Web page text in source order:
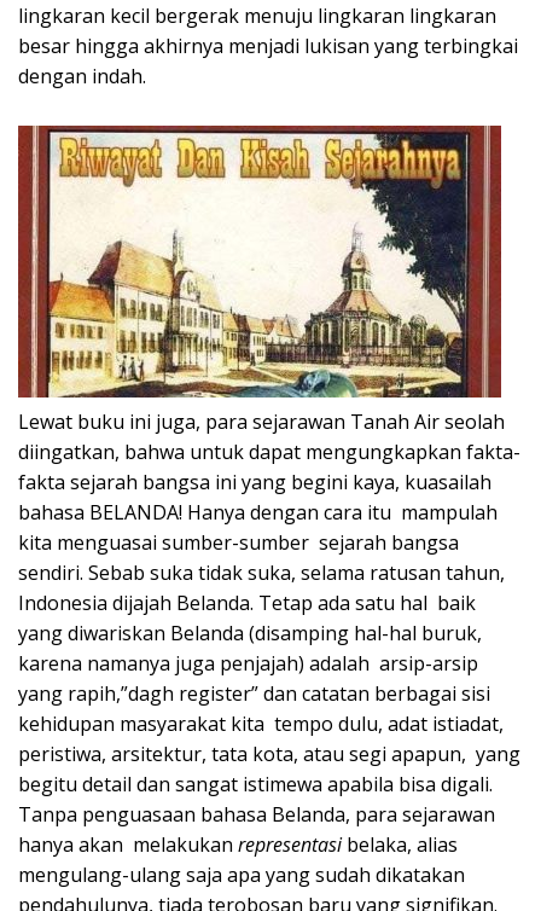
lingkaran kecil bergerak menuju lingkaran lingkaran
besar hingga akhirnya menjadi lukisan yang terbingkai
dengan indah.
Lewat buku ini juga, para sejarawan Tanah Air seolah
diingatkan, bahwa untuk dapat mengungkapkan fakta-
fakta sejarah bangsa ini yang begini kaya, kuasailah
bahasa BELANDA! Hanya dengan cara itu mampulah
kita menguasai sumber-sumber sejarah bangsa
sendiri. Sebab suka tidak suka, selama ratusan tahun,
Indonesia dijajah Belanda. Tetap ada satu hal baik
yang diwariskan Belanda (disamping hal-hal buruk,
karena namanya juga penjajah) adalah arsip-arsip
yang rapih,”dagh register” dan catatan berbagai sisi
kehidupan masyarakat kita tempo dulu, adat istiadat,
peristiwa, arsitektur, tata kota, atau segi apapun, yang
begitu detail dan sangat istimewa apabila bisa digali.
Tanpa penguasaan bahasa Belanda, para sejarawan
hanya akan melakukan representasibelaka, alias
mengulang-ulang saja apa yang sudah dikatakan
pendahulunya, tiada terobosan baru yang signifikan.